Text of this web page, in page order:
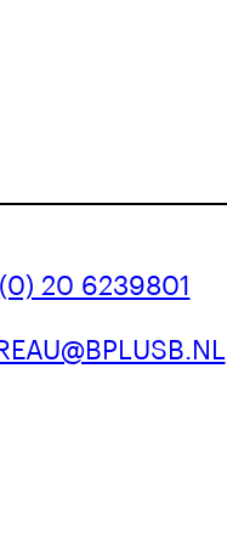
20 6239801